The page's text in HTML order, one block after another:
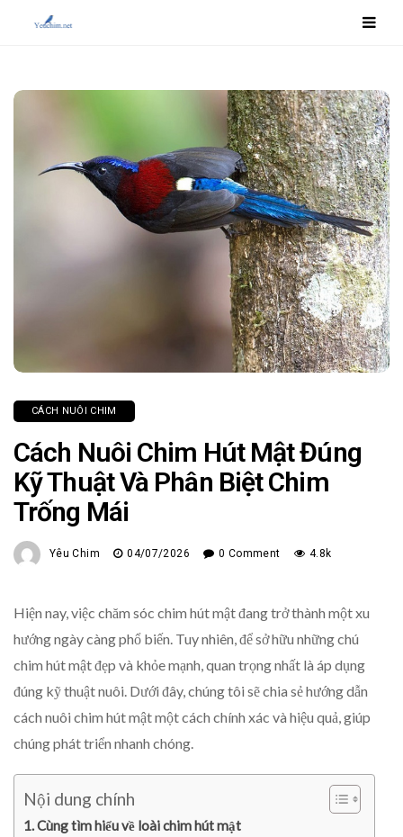
CÁCH NUÔI CHIM
Cách Nuôi Chim Hút Mật Đúng
Kỹ Thuật Và Phân Biệt Chim
Trống Mái
Yêu Chim 04/07/2026 0 Comment 4.8k
Hiện nay, việc chăm sóc chim hút mật đang trở thành một xu
hướng ngày càng phổ biến. Tuy nhiên, để sở hữu những chú
chim hút mật đẹp và khỏe mạnh, quan trọng nhất là áp dụng
đúng kỹ thuật nuôi. Dưới đây, chúng tôi sẽ chia sẻ hướng dẫn
cách nuôi chim hút mật một cách chính xác và hiệu quả, giúp
chúng phát triển nhanh chóng.
Nội dung chính
Cùng tìm hiểu về loài chim hút mật